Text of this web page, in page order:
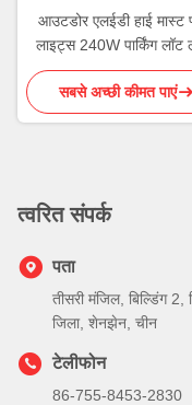
आउटडोर एलईडी हाई मास्ट
लाइट्स 240W पार्किंग लॉट
एलईडी
सबसे अच्छी कीमत पाएं
त्वरित संपर्क
पता
तीसरी मंजिल, बिल्डिंग 2,
जिला, शेनझेन, चीन
टेलीफोन
86-755-8453-2830